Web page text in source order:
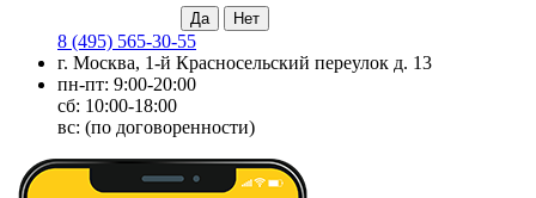
8 (495) 565-30-55
г. Москва, 1-й Красносельский переулок д. 13
пн-пт: 9:00-20:00
сб: 10:00-18:00
вс: (по договоренности)